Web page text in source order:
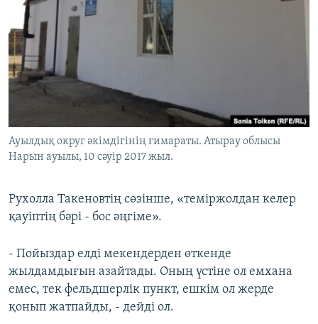
Ауылдық округ әкімдігінің ғимараты. Атырау облысы
Нарын ауылы, 10 cәуір 2017 жыл.
Рухолла Такеновтің сөзінше, «теміржолдан келер
қауіптің бәрі - бос әңгіме».
- Пойыздар елді мекендерден өткенде
жылдамдығын азайтады. Оның үстіне ол емхана
емес, тек фельдшерлік пункт, ешкім ол жерде
қонып жатпайды, - дейді ол.